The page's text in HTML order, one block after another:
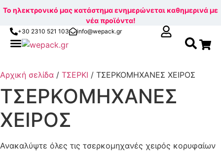
content
Το ηλεκτρονικό μας κατάστημα ενημερώνεται καθημερινά με
νέα προϊόντα!
+30 2310 521 103 info@wepack.gr
Αρχική σελίδα / ΤΣΕΡΚΙ / ΤΣΕΡΚΟΜΗΧΑΝΕΣ ΧΕΙΡΟΣ
ΤΣΕΡΚΟΜΗΧΑΝΕΣ
ΧΕΙΡΟΣ
Ανακαλύψτε όλες τις τσερκομηχανές χειρός κορυφαίων